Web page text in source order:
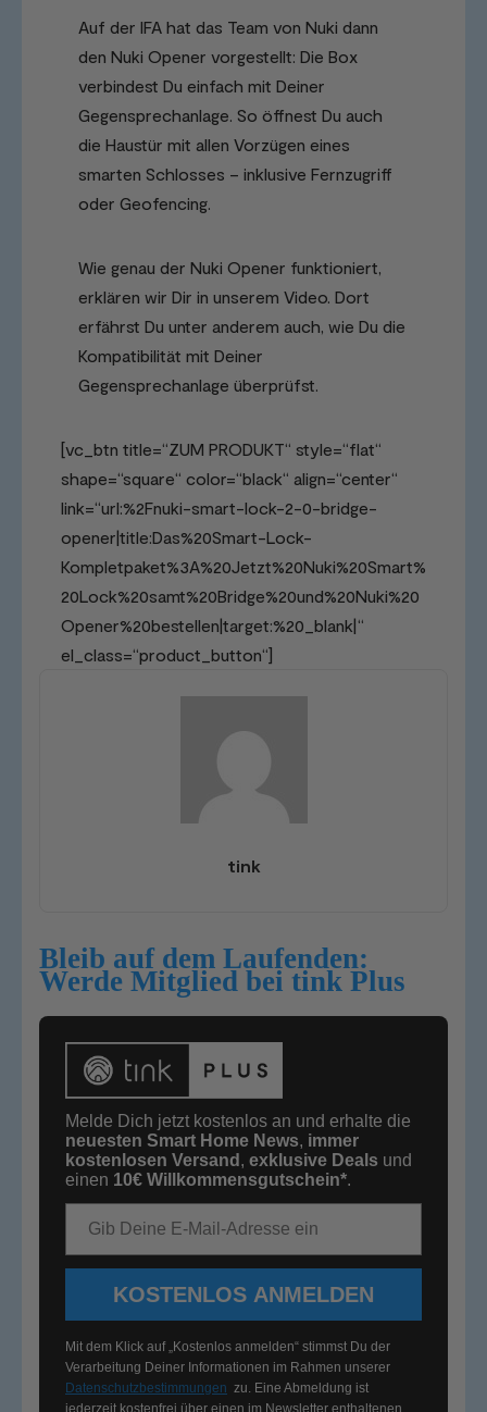
Auf der IFA hat das Team von Nuki dann
den Nuki Opener vorgestellt: Die Box
verbindest Du einfach mit Deiner
Gegensprechanlage. So öffnest Du auch
die Haustür mit allen Vorzügen eines
smarten Schlosses – inklusive Fernzugriff
oder Geofencing.
Wie genau der Nuki Opener funktioniert,
erklären wir Dir in unserem Video. Dort
erfährst Du unter anderem auch, wie Du die
Kompatibilität mit Deiner
Gegensprechanlage überprüfst.
[vc_btn title=“ZUM PRODUKT“ style=“flat“
shape=“square“ color=“black“ align=“center“
link=“url:%2Fnuki-smart-lock-2-0-bridge-
opener|title:Das%20Smart-Lock-
Kompletpaket%3A%20Jetzt%20Nuki%20Smart%
20Lock%20samt%20Bridge%20und%20Nuki%20
Opener%20bestellen|target:%20_blank|“
el_class=“product_button“]
tink
Bleib auf dem Laufenden:
Werde Mitglied bei tink Plus
Melde Dich jetzt kostenlos an und erhalte die
neuesten Smart Home News, immer
kostenlosen Versand , exklusive Deals und
einen 10€ Willkommensgutschein*.
KOSTENLOS ANMELDEN
Mit dem Klick auf „Kostenlos anmelden“ stimmst Du der
Verarbeitung Deiner Informationen im Rahmen unserer
Datenschutzbestimmungen zu. Eine Abmeldung ist
jederzeit kostenfrei über einen im Newsletter enthaltenen